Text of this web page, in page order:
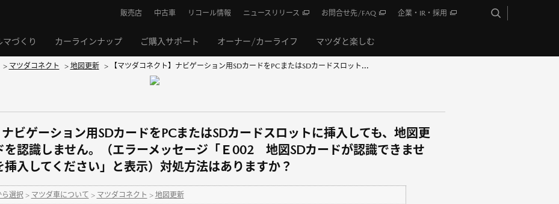
マづくり カーラインナップ ご購入サポート オーナー/カーライフ マツダと楽しむ
販売店 中古車 リコール情報 ニュースリリース お問合せ先/FAQ 企業・IR・採用
> マツダコネクト > 地図更新 > 【マツダコネクト】ナビゲーション用SDカードをPCまたはSDカードスロット...
ナビゲーション用SDカードをPCまたはSDカードスロットに挿入しても、地図更
を認識しません。（エラーメッセージ「Ｅ002 地図SDカードが認識できませ
挿入してください」と表示）対処方法はありますか？
選択 > マツダ車について > マツダコネクト > 地図更新